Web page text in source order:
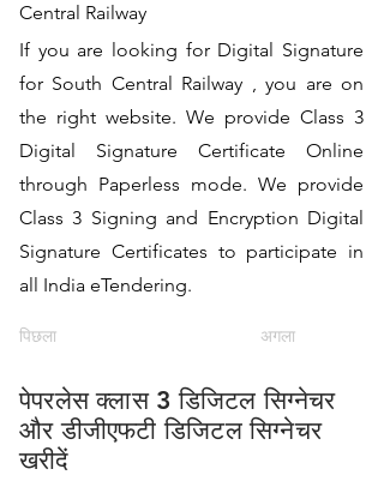
Central Railway
If you are looking for Digital Signature
for South Central Railway , you are on
the right website. We provide Class 3
Digital Signature Certificate Online
through Paperless mode. We provide
Class 3 Signing and Encryption Digital
Signature Certificates to participate in
all India eTendering.
पिछला अगला
पेपरलेस क्लास 3 डिजिटल सिग्नेचर
और डीजीएफटी डिजिटल सिग्नेचर
खरीदें